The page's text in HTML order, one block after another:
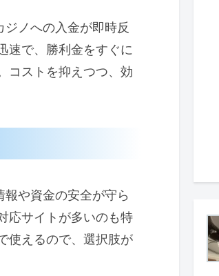
ノへの入金が即時反
速で、勝利金をすぐに
コストを抑えつつ、効
や資金の安全が守ら
応サイトが多いのも特
使えるので、選択肢が